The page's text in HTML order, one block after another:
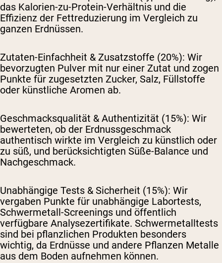
das Kalorien-zu-Protein-Verhältnis und die
Effizienz der Fettreduzierung im Vergleich zu
ganzen Erdnüssen.
Zutaten-Einfachheit & Zusatzstoffe (20%): Wir
bevorzugten Pulver mit nur einer Zutat und zogen
Punkte für zugesetzten Zucker, Salz, Füllstoffe
oder künstliche Aromen ab.
Geschmacksqualität & Authentizität (15%): Wir
bewerteten, ob der Erdnussgeschmack
authentisch wirkte im Vergleich zu künstlich oder
zu süß, und berücksichtigten Süße-Balance und
Nachgeschmack.
Unabhängige Tests & Sicherheit (15%): Wir
vergaben Punkte für unabhängige Labortests,
Schwermetall-Screenings und öffentlich
verfügbare Analysezertifikate. Schwermetalltests
sind bei pflanzlichen Produkten besonders
wichtig, da Erdnüsse und andere Pflanzen Metalle
aus dem Boden aufnehmen können.